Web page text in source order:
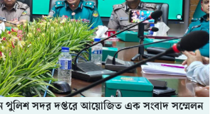
পুলিশ সদর দপ্তরে আয়োজিত এক সংবাদ সম্মেলন